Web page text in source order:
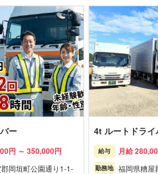
ー
円 ～ 350,000円
岡垣町公園通り1-1-
4t ルートドライ
給与 月給
勤務地 福岡県糟屋